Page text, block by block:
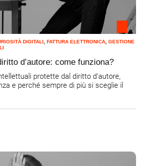
DIGITALI, FATTURA ELETTRONICA, GESTIONE
d’autore: come funziona?
protette dal diritto d'autore,
e perché sempre di più si sceglie il